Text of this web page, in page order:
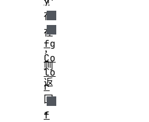
存
在
，
则
返
回
“
fg
Co
lo
r
f